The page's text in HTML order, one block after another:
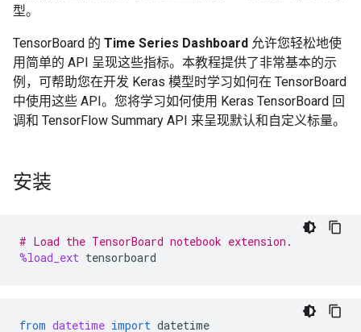
型。
TensorBoard 的 Time Series Dashboard 允许您轻松地使
用简单的 API 呈现这些指标。本教程提供了非常基本的示
例，可帮助您在开发 Keras 模型时学习如何在 TensorBoard
中使用这些 API。您将学习如何使用 Keras TensorBoard 回
调和 TensorFlow Summary API 来呈现默认和自定义标量。
安装
# Load the TensorBoard notebook extension.
%load_ext tensorboard
from datetime import datetime